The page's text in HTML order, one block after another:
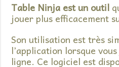
Table Ninja est un outil
jouer plus efficacement
Son utilisation est très
l’application lorsque
ligne. Ce logiciel est